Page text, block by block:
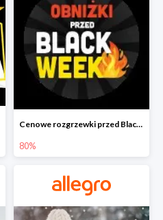
Cenowe rozgrzewki przed Black Friday na Allegro do -80%
80%